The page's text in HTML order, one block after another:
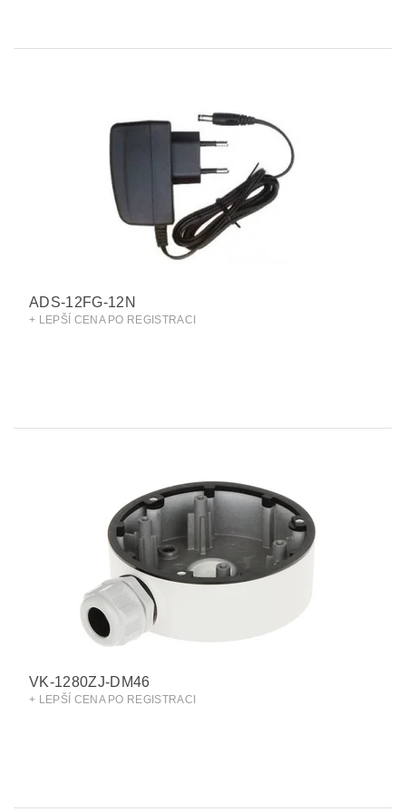
ADS-12FG-12N
+ LEPŠÍ CENA PO REGISTRACI
VK-1280ZJ-DM46
+ LEPŠÍ CENA PO REGISTRACI